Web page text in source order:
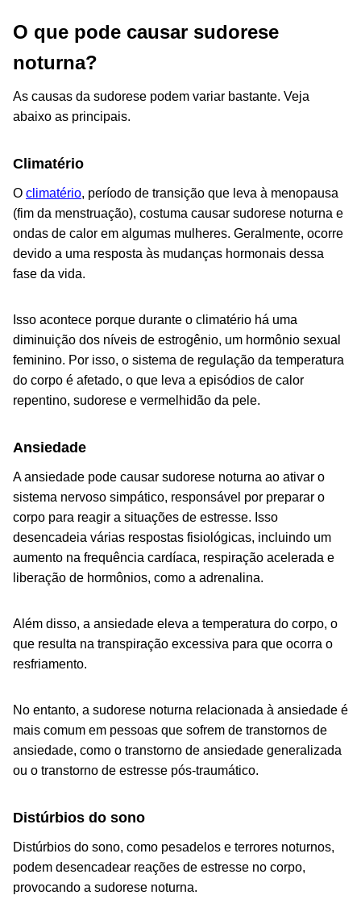
O que pode causar sudorese
noturna?
As causas da sudorese podem variar bastante. Veja
abaixo as principais.
Climatério
O climatério, período de transição que leva à menopausa
(fim da menstruação), costuma causar sudorese noturna e
ondas de calor em algumas mulheres. Geralmente, ocorre
devido a uma resposta às mudanças hormonais dessa
fase da vida.
Isso acontece porque durante o climatério há uma
diminuição dos níveis de estrogênio, um hormônio sexual
feminino. Por isso, o sistema de regulação da temperatura
do corpo é afetado, o que leva a episódios de calor
repentino, sudorese e vermelhidão da pele.
Ansiedade
A ansiedade pode causar sudorese noturna ao ativar o
sistema nervoso simpático, responsável por preparar o
corpo para reagir a situações de estresse. Isso
desencadeia várias respostas fisiológicas, incluindo um
aumento na frequência cardíaca, respiração acelerada e
liberação de hormônios, como a adrenalina.
Além disso, a ansiedade eleva a temperatura do corpo, o
que resulta na transpiração excessiva para que ocorra o
resfriamento.
No entanto, a sudorese noturna relacionada à ansiedade é
mais comum em pessoas que sofrem de transtornos de
ansiedade, como o transtorno de ansiedade generalizada
ou o transtorno de estresse pós-traumático.
Distúrbios do sono
Distúrbios do sono, como pesadelos e terrores noturnos,
podem desencadear reações de estresse no corpo,
provocando a sudorese noturna.